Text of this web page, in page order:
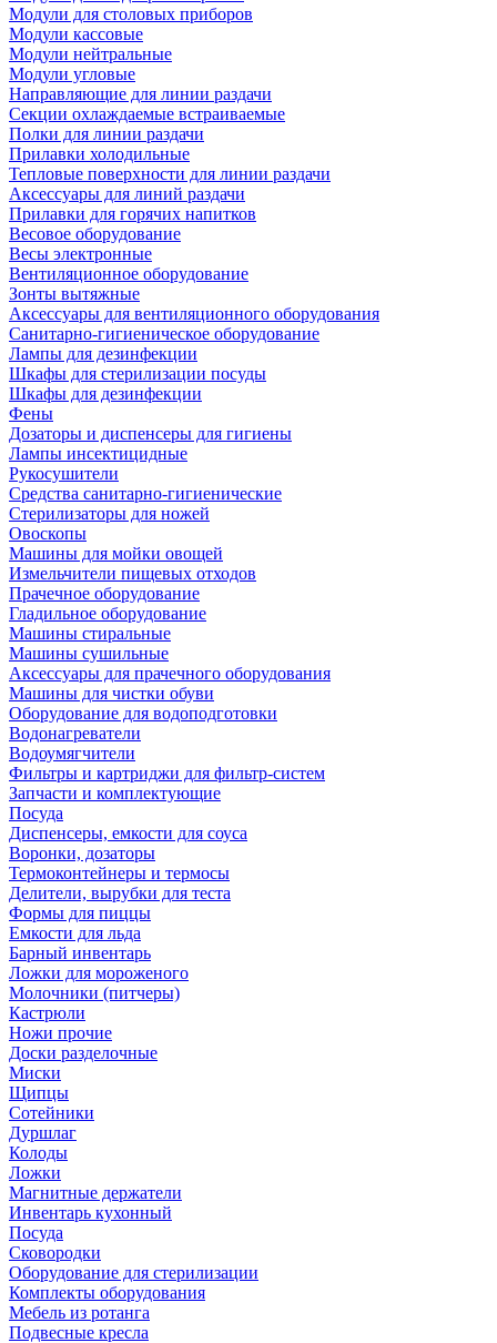
Модули для столовых приборов
Модули кассовые
Модули нейтральные
Модули угловые
Направляющие для линии раздачи
Секции охлаждаемые встраиваемые
Полки для линии раздачи
Прилавки холодильные
Тепловые поверхности для линии раздачи
Аксессуары для линий раздачи
Прилавки для горячих напитков
Весовое оборудование
Весы электронные
Вентиляционное оборудование
Зонты вытяжные
Аксессуары для вентиляционного оборудования
Санитарно-гигиеническое оборудование
Лампы для дезинфекции
Шкафы для стерилизации посуды
Шкафы для дезинфекции
Фены
Дозаторы и диспенсеры для гигиены
Лампы инсектицидные
Рукосушители
Средства санитарно-гигиенические
Стерилизаторы для ножей
Овоскопы
Машины для мойки овощей
Измельчители пищевых отходов
Прачечное оборудование
Гладильное оборудование
Машины стиральные
Машины сушильные
Аксессуары для прачечного оборудования
Машины для чистки обуви
Оборудование для водоподготовки
Водонагреватели
Водоумягчители
Фильтры и картриджи для фильтр-систем
Запчасти и комплектующие
Посуда
Диспенсеры, емкости для соуса
Воронки, дозаторы
Термоконтейнеры и термосы
Делители, вырубки для теста
Формы для пиццы
Емкости для льда
Барный инвентарь
Ложки для мороженого
Молочники (питчеры)
Кастрюли
Ножи прочие
Доски разделочные
Миски
Щипцы
Сотейники
Дуршлаг
Колоды
Ложки
Магнитные держатели
Инвентарь кухонный
Посуда
Сковородки
Оборудование для стерилизации
Комплекты оборудования
Мебель из ротанга
Подвесные кресла